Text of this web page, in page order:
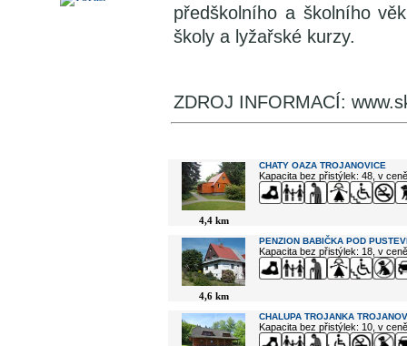
předškolního a školního
školy a lyžařské kurzy.
ZDROJ INFORMACÍ:
4,4 km
CHATY OAZA TROJANOVICE
Kapacita bez přistýlek: 48, v
4,6 km
PENZION BABIČKA POD
Kapacita bez přistýlek: 18, v
CHALUPA TROJANKA
Kapacita bez přistýlek: 10, v